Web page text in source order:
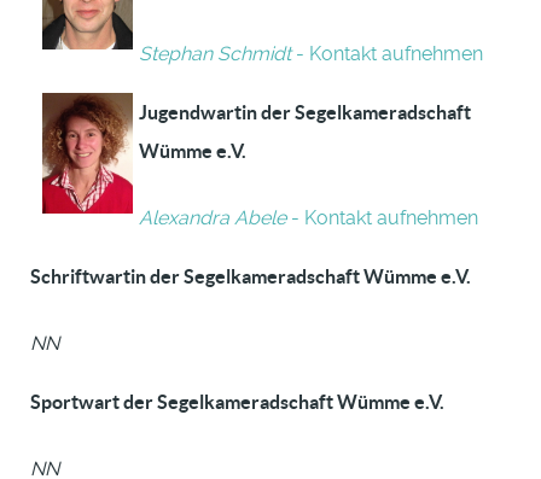
Stephan Schmidt- Kontakt aufnehmen
Jugendwartin der Segelkameradschaft
Wümme e.V.
Alexandra Abele- Kontakt aufnehmen
Schriftwartin der Segelkameradschaft Wümme e.V.
NN
Sportwart der Segelkameradschaft Wümme e.V.
NN